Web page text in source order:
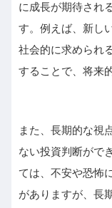
に成長が期待され
す。例えば、新し
社会的に求められ
することで、将来
また、長期的な視
ない投資判断がで
ては、不安や恐怖
がありますが、長